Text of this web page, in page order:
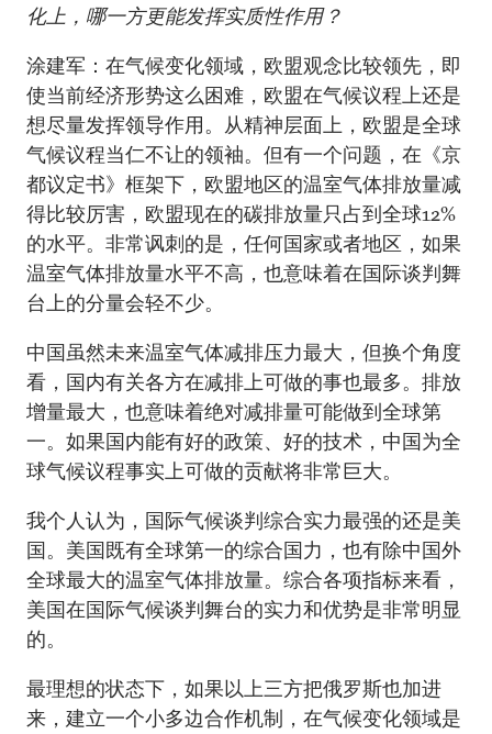
化上，哪一方更能发挥实质性作用？
涂建军：在气候变化领域，欧盟观念比较领先，即
使当前经济形势这么困难，欧盟在气候议程上还是
想尽量发挥领导作用。从精神层面上，欧盟是全球
气候议程当仁不让的领袖。但有一个问题，在《京
都议定书》框架下，欧盟地区的温室气体排放量减
得比较厉害，欧盟现在的碳排放量只占到全球12%
的水平。非常讽刺的是，任何国家或者地区，如果
温室气体排放量水平不高，也意味着在国际谈判舞
台上的分量会轻不少。
中国虽然未来温室气体减排压力最大，但换个角度
看，国内有关各方在减排上可做的事也最多。排放
增量最大，也意味着绝对减排量可能做到全球第
一。如果国内能有好的政策、好的技术，中国为全
球气候议程事实上可做的贡献将非常巨大。
我个人认为，国际气候谈判综合实力最强的还是美
国。美国既有全球第一的综合国力，也有除中国外
全球最大的温室气体排放量。综合各项指标来看，
美国在国际气候谈判舞台的实力和优势是非常明显
的。
最理想的状态下，如果以上三方把俄罗斯也加进
来，建立一个小多边合作机制，在气候变化领域是